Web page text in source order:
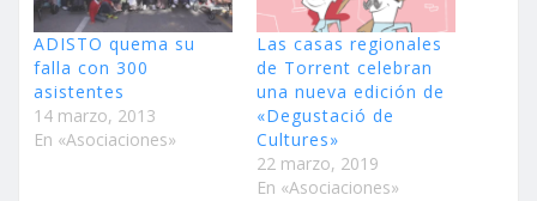
ADISTO quema su
falla con 300
asistentes
14 marzo, 2013
En «Asociaciones»
Las casas regionales
de Torrent celebran
una nueva edición de
«Degustació de
Cultures»
22 marzo, 2019
En «Asociaciones»